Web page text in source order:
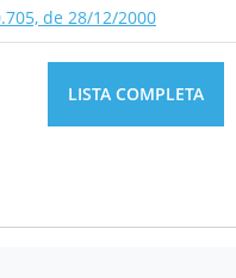
de 28/12/2000
LISTA COMPLETA